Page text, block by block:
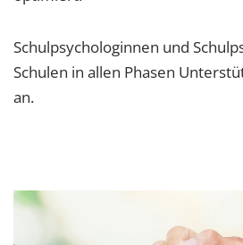
Schulpsychologinnen und
Schulen in allen Phasen
an.